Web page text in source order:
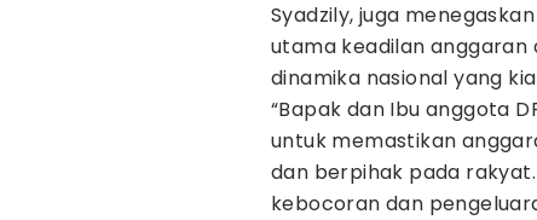
Syadzily, juga
utama keadilan
dinamika nasional yang
“Bapak dan Ibu anggota
untuk memastikan
dan berpihak pada
kebocoran dan